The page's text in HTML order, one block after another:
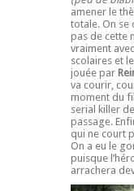
amener le
totale. On se
pas de cette
vraiment
scolaires et
jouée par
va courir,
moment du
serial killer
passage.
qui ne court
On a eu le
puisque
arrachera